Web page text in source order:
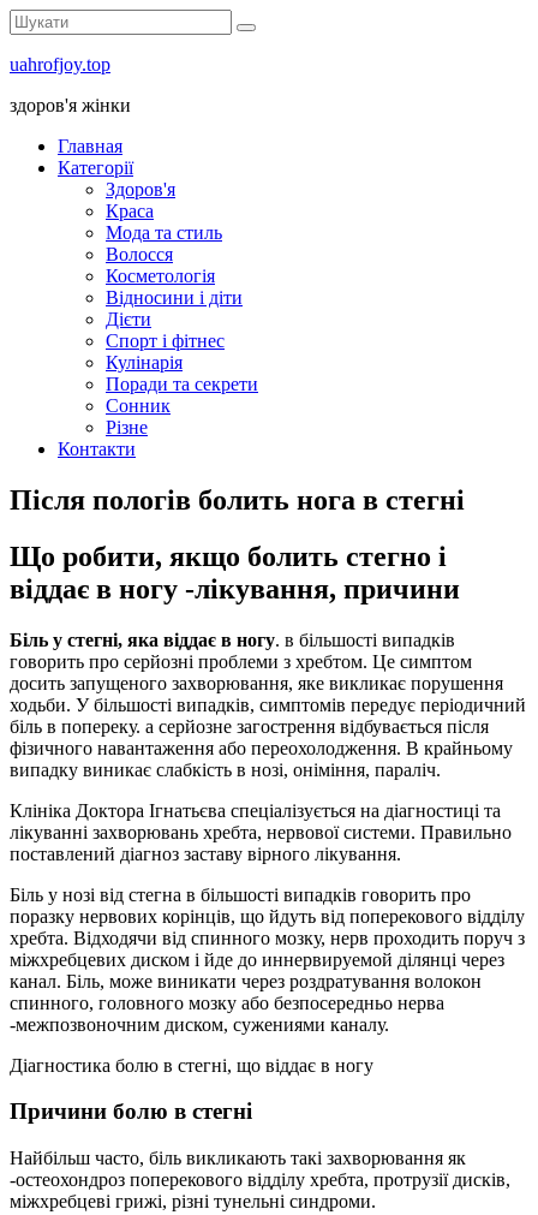
uahrofjoy.top
здоров'я жінки
Главная
Категорії
Здоров'я
Краса
Мода та стиль
Волосся
Косметологія
Відносини і діти
Дієти
Спорт і фітнес
Кулінарія
Поради та секрети
Сонник
Різне
Контакти
Після пологів болить нога в стегні
Що робити, якщо болить стегно і
віддає в ногу -лікування, причини
Біль у стегні, яка віддає в ногу. в більшості випадків
говорить про серйозні проблеми з хребтом. Це симптом
досить запущеного захворювання, яке викликає порушення
ходьби. У більшості випадків, симптомів передує періодичний
біль в попереку. а серйозне загострення відбувається після
фізичного навантаження або переохолодження. В крайньому
випадку виникає слабкість в нозі, оніміння, параліч.
Клініка Доктора Ігнатьєва спеціалізується на діагностиці та
лікуванні захворювань хребта, нервової системи. Правильно
поставлений діагноз заставу вірного лікування.
Біль у нозі від стегна в більшості випадків говорить про
поразку нервових корінців, що йдуть від поперекового відділу
хребта. Відходячи від спинного мозку, нерв проходить поруч з
міжхребцевих диском і йде до иннервируемой ділянці через
канал. Біль, може виникати через роздратування волокон
спинного, головного мозку або безпосередньо нерва
-межпозвоночним диском, сужениями каналу.
Діагностика болю в стегні, що віддає в ногу
Причини болю в стегні
Найбільш часто, біль викликають такі захворювання як
-остеохондроз поперекового відділу хребта, протрузії дисків,
міжхребцеві грижі, різні тунельні синдроми.